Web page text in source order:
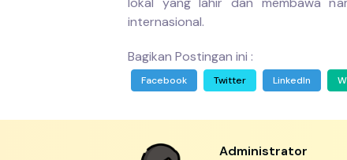
internasional.
Bagikan Postingan ini :
Facebook Twitter LinkedIn
Administrator